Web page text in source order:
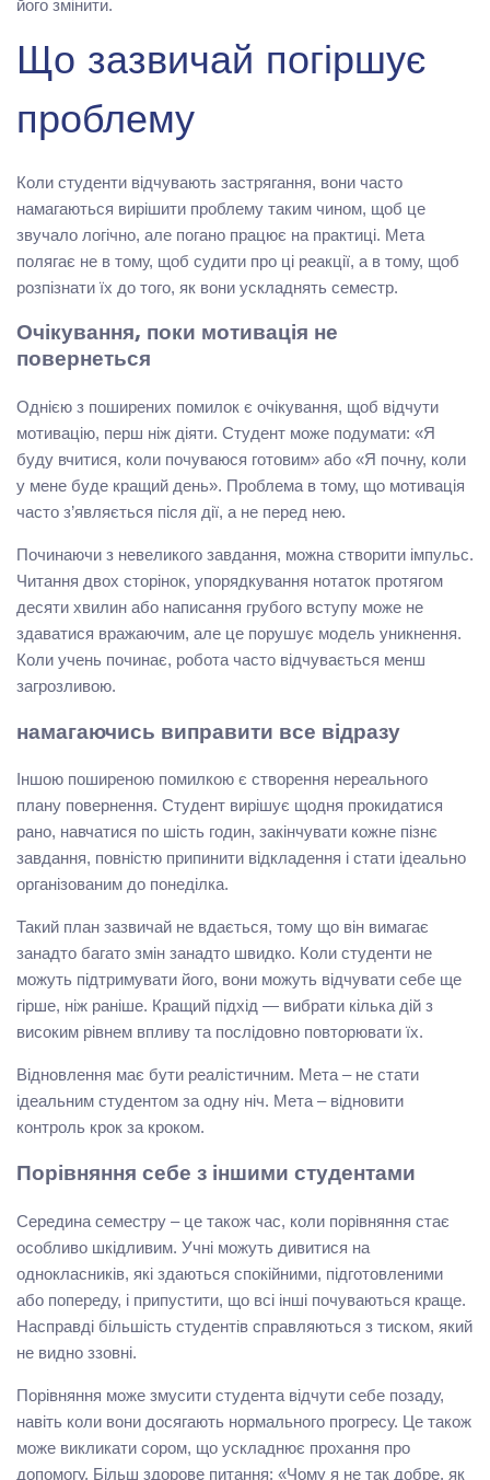
його змінити.
Що зазвичай погіршує
проблему
Коли студенти відчувають застрягання, вони часто
намагаються вирішити проблему таким чином, щоб це
звучало логічно, але погано працює на практиці. Мета
полягає не в тому, щоб судити про ці реакції, а в тому, щоб
розпізнати їх до того, як вони ускладнять семестр.
Очікування, поки мотивація не
повернеться
Однією з поширених помилок є очікування, щоб відчути
мотивацію, перш ніж діяти. Студент може подумати: «Я
буду вчитися, коли почуваюся готовим» або «Я почну, коли
у мене буде кращий день». Проблема в тому, що мотивація
часто з’являється після дії, а не перед нею.
Починаючи з невеликого завдання, можна створити імпульс.
Читання двох сторінок, упорядкування нотаток протягом
десяти хвилин або написання грубого вступу може не
здаватися вражаючим, але це порушує модель уникнення.
Коли учень починає, робота часто відчувається менш
загрозливою.
намагаючись виправити все відразу
Іншою поширеною помилкою є створення нереального
плану повернення. Студент вирішує щодня прокидатися
рано, навчатися по шість годин, закінчувати кожне пізнє
завдання, повністю припинити відкладення і стати ідеально
організованим до понеділка.
Такий план зазвичай не вдається, тому що він вимагає
занадто багато змін занадто швидко. Коли студенти не
можуть підтримувати його, вони можуть відчувати себе ще
гірше, ніж раніше. Кращий підхід — вибрати кілька дій з
високим рівнем впливу та послідовно повторювати їх.
Відновлення має бути реалістичним. Мета – не стати
ідеальним студентом за одну ніч. Мета – відновити
контроль крок за кроком.
Порівняння себе з іншими студентами
Середина семестру – це також час, коли порівняння стає
особливо шкідливим. Учні можуть дивитися на
однокласників, які здаються спокійними, підготовленими
або попереду, і припустити, що всі інші почуваються краще.
Насправді більшість студентів справляються з тиском, який
не видно ззовні.
Порівняння може змусити студента відчути себе позаду,
навіть коли вони досягають нормального прогресу. Це також
може викликати сором, що ускладнює прохання про
допомогу. Більш здорове питання: «Чому я не так добре, як